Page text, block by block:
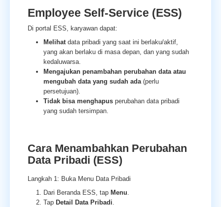
Employee Self-Service (ESS)
Di portal ESS, karyawan dapat:
Melihatdata pribadi yang saat ini berlaku/aktif,
yang akan berlaku di masa depan, dan yang sudah
kedaluwarsa.
Mengajukan penambahan perubahan data atau
mengubah data yang sudah ada(perlu
persetujuan).
Tidak bisa menghapus perubahan data pribadi
yang sudah tersimpan.
Cara Menambahkan Perubahan
Data Pribadi (ESS)
Langkah 1: Buka Menu Data Pribadi
Dari Beranda ESS, tap Menu.
Tap Detail Data Pribadi.